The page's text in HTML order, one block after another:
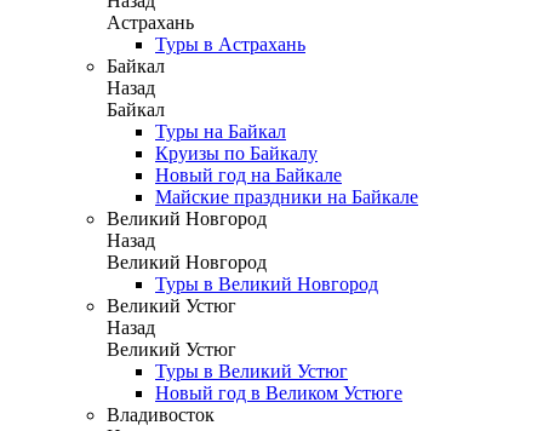
Астрахань
Туры в Астрахань
Байкал
Назад
Байкал
Туры на Байкал
Круизы по Байкалу
Новый год на Байкале
Майские праздники на Байкале
Великий Новгород
Назад
Великий Новгород
Туры в Великий Новгород
Великий Устюг
Назад
Великий Устюг
Туры в Великий Устюг
Новый год в Великом Устюге
Владивосток